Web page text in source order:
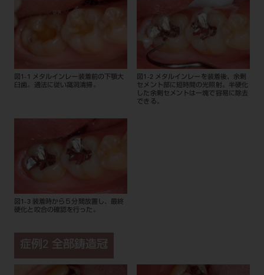
図1-1 メタルインレー装着前の下顎大
臼歯。通法に従い窩洞清掃。
図1-2 メタルインレーを装着後、余剰
セメント部に短時間の光照射。半硬化
した余剰セメントは一塊で容易に除去
できる。
図1-3 装着時から５分間放置し、最終
硬化と咬合の確認を行った。
症例2 全部鋳造冠